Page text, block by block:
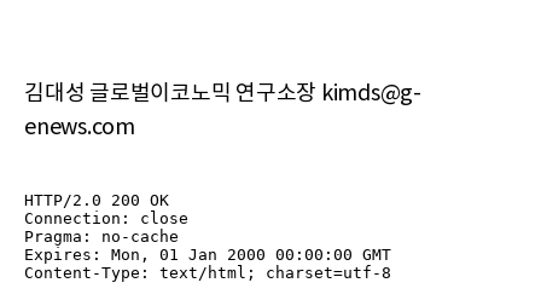
김대성 글로벌이코노믹 연구소장 kimds@g-
enews.com